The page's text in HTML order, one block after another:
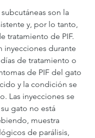
son la
y, por lo tanto,
tratamiento de PIF.
inyecciones durante
de tratamiento o
de PIF del gato
y la condición se
Las inyecciones se
gato no está
muestra
de parálisis,